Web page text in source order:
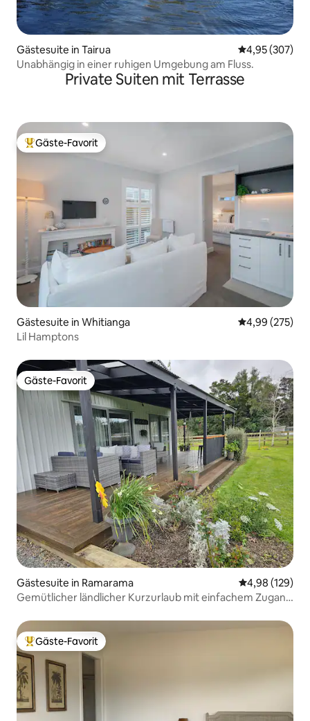
Gästesuite in Tairua
4,95 (307)
Unabhängig in einer ruhigen Umgebung am Fluss.
Private Suiten mit Terrasse
Beliebter Gäste-Favorit.
Gäste-Favorit
Gästesuite in Whitianga
4,99 (275)
Lil Hamptons
Gäste-Favorit
Gäste-Favorit
Gästesuite in Ramarama
4,98 (129)
Gemütlicher ländlicher Kurzurlaub mit einfachem Zugang
Beliebter Gäste-Favorit.
Gäste-Favorit